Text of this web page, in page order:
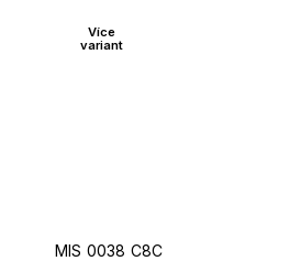
Více
variant
MIS 0038 C8C